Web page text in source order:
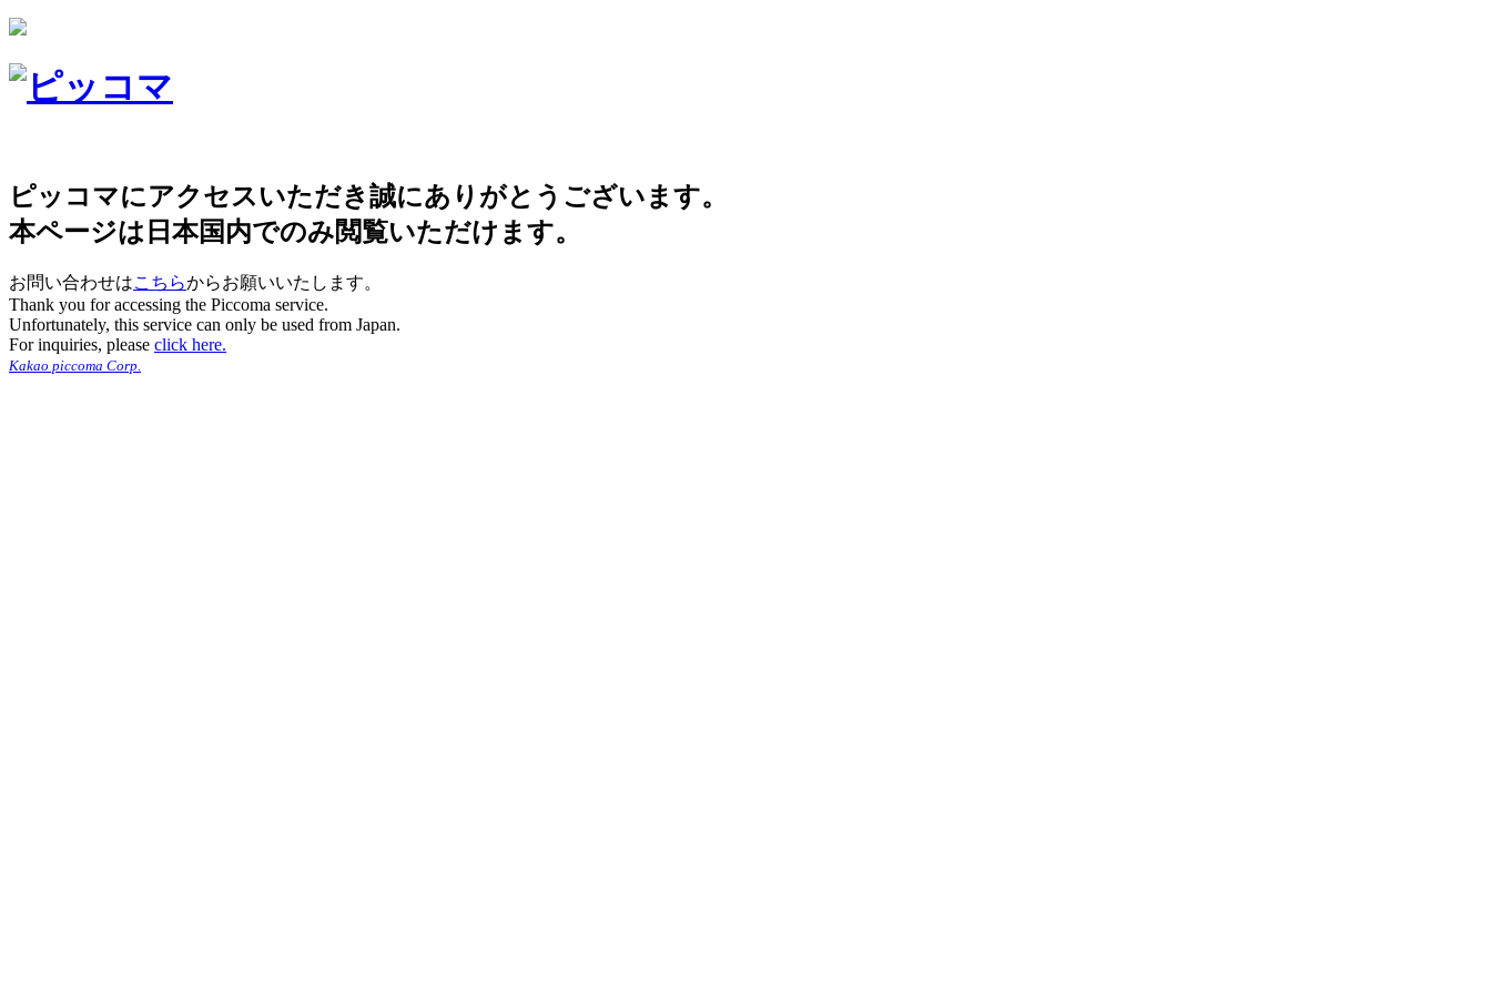
ピッコマにアクセスいただき誠にありがとうございます。
本ページは日本国内でのみ閲覧いただけます。
お問い合わせはこちらからお願いいたします。
Thank you for accessing the Piccoma service.
Unfortunately, this service can only be used from Japan.
For inquiries, please click here.
Kakao piccoma Corp.